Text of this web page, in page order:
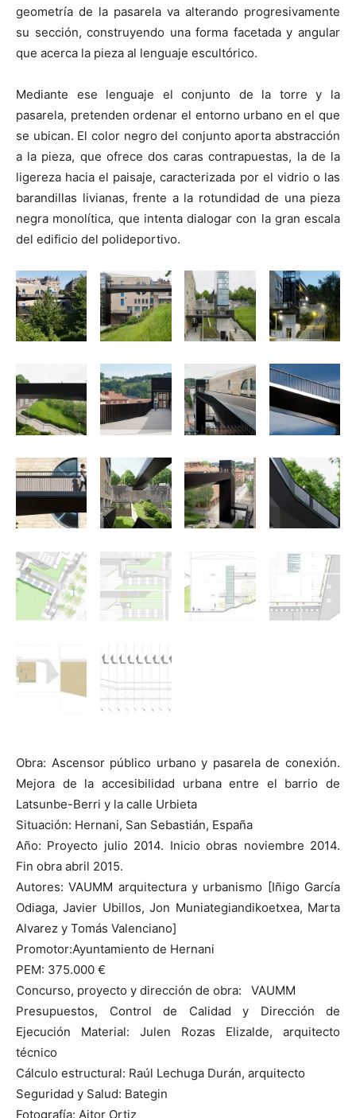
geometría de la pasarela va alterando progresivamente
su sección, construyendo una forma facetada y angular
que acerca la pieza al lenguaje escultórico.
Mediante ese lenguaje el conjunto de la torre y la
pasarela, pretenden ordenar el entorno urbano en el que
se ubican. El color negro del conjunto aporta abstracción
a la pieza, que ofrece dos caras contrapuestas, la de la
ligereza hacia el paisaje, caracterizada por el vidrio o las
barandillas livianas, frente a la rotundidad de una pieza
negra monolítica, que intenta dialogar con la gran escala
del edificio del polideportivo.
Obra: Ascensor público urbano y pasarela de conexión.
Mejora de la accesibilidad urbana entre el barrio de
Latsunbe-Berri y la calle Urbieta
Situación: Hernani, San Sebastián, España
Año: Proyecto julio 2014. Inicio obras noviembre 2014.
Fin obra abril 2015.
Autores: VAUMM arquitectura y urbanismo [Iñigo García
Odiaga, Javier Ubillos, Jon Muniategiandikoetxea, Marta
Alvarez y Tomás Valenciano]
Promotor:Ayuntamiento de Hernani
PEM: 375.000 €
Concurso, proyecto y dirección de obra: VAUMM
Presupuestos, Control de Calidad y Dirección de
Ejecución Material: Julen Rozas Elizalde, arquitecto
técnico
Cálculo estructural: Raúl Lechuga Durán, arquitecto
Seguridad y Salud: Bategin
Fotografía: Aitor Ortiz